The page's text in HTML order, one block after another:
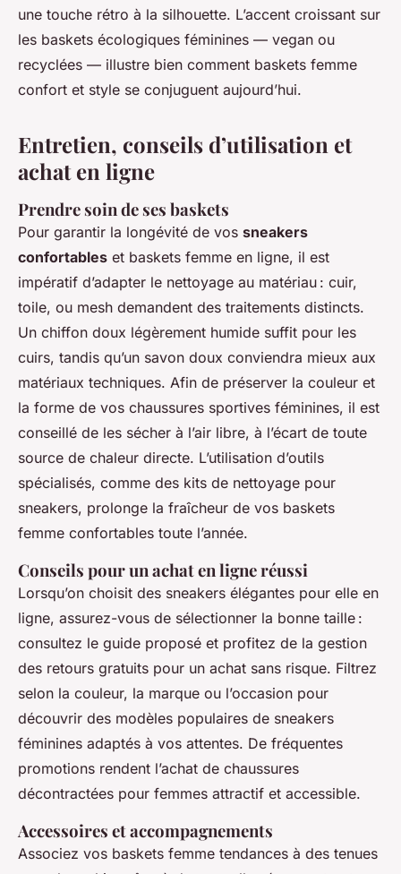
une touche rétro à la silhouette. L’accent croissant sur
les baskets écologiques féminines — vegan ou
recyclées — illustre bien comment baskets femme
confort et style se conjuguent aujourd’hui.
Entretien, conseils d’utilisation et
achat en ligne
Prendre soin de ses baskets
Pour garantir la longévité de vos sneakers
confortables et baskets femme en ligne, il est
impératif d’adapter le nettoyage au matériau : cuir,
toile, ou mesh demandent des traitements distincts.
Un chiffon doux légèrement humide suffit pour les
cuirs, tandis qu’un savon doux conviendra mieux aux
matériaux techniques. Afin de préserver la couleur et
la forme de vos chaussures sportives féminines, il est
conseillé de les sécher à l’air libre, à l’écart de toute
source de chaleur directe. L’utilisation d’outils
spécialisés, comme des kits de nettoyage pour
sneakers, prolonge la fraîcheur de vos baskets
femme confortables toute l’année.
Conseils pour un achat en ligne réussi
Lorsqu’on choisit des sneakers élégantes pour elle en
ligne, assurez-vous de sélectionner la bonne taille :
consultez le guide proposé et profitez de la gestion
des retours gratuits pour un achat sans risque. Filtrez
selon la couleur, la marque ou l’occasion pour
découvrir des modèles populaires de sneakers
féminines adaptés à vos attentes. De fréquentes
promotions rendent l’achat de chaussures
décontractées pour femmes attractif et accessible.
Accessoires et accompagnements
Associez vos baskets femme tendances à des tenues